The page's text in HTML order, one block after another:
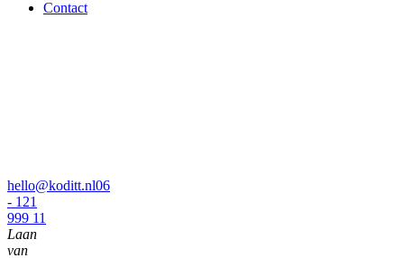
Contact
hello@koditt.nl06
- 121
999 11
Laan
van